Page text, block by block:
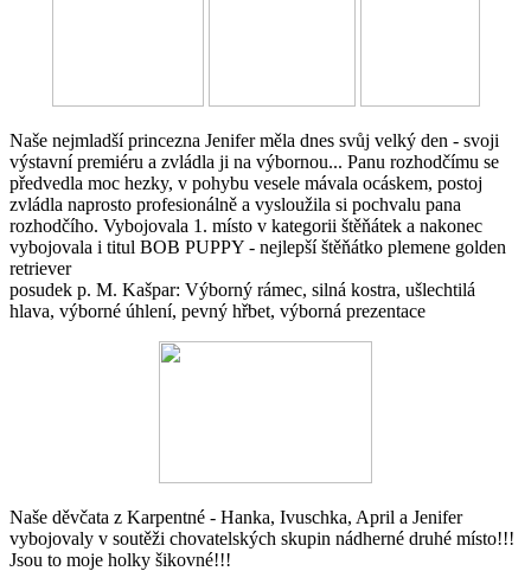
Naše nejmladší princezna Jenifer měla dnes svůj velký den - svoji
výstavní premiéru a zvládla ji na výbornou... Panu rozhodčímu se
předvedla moc hezky, v pohybu vesele mávala ocáskem, postoj
zvládla naprosto profesionálně a vysloužila si pochvalu pana
rozhodčího. Vybojovala 1. místo v kategorii štěňátek a nakonec
vybojovala i titul BOB PUPPY - nejlepší štěňátko plemene golden
retriever
posudek p. M. Kašpar: Výborný rámec, silná kostra, ušlechtilá
hlava, výborné úhlení, pevný hřbet, výborná prezentace
Naše děvčata z Karpentné - Hanka, Ivuschka, April a Jenifer
vybojovaly v soutěži chovatelských skupin nádherné druhé místo!!!
Jsou to moje holky šikovné!!!